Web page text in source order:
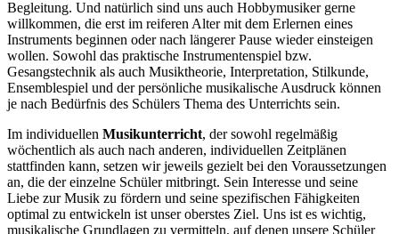
Begleitung. Und natürlich sind uns auch Hobbymusiker gerne
willkommen, die erst im reiferen Alter mit dem Erlernen eines
Instruments beginnen oder nach längerer Pause wieder einsteigen
wollen. Sowohl das praktische Instrumentenspiel bzw.
Gesangstechnik als auch Musiktheorie, Interpretation, Stilkunde,
Ensemblespiel und der persönliche musikalische Ausdruck können
je nach Bedürfnis des Schülers Thema des Unterrichts sein.
Im individuellen Musikunterricht, der sowohl regelmäßig
wöchentlich als auch nach anderen, individuellen Zeitplänen
stattfinden kann, setzen wir jeweils gezielt bei den Voraussetzungen
an, die der einzelne Schüler mitbringt. Sein Interesse und seine
Liebe zur Musik zu fördern und seine spezifischen Fähigkeiten
optimal zu entwickeln ist unser oberstes Ziel. Uns ist es wichtig,
musikalische Grundlagen zu vermitteln, auf denen unsere Schüler